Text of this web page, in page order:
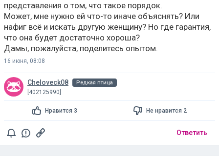
представления о том, что такое порядок.
Может, мне нужно ей что-то иначе объяснять? Или
нафиг всё и искать другую женщину? Но где гарантия,
что она будет достаточно хороша?
Дамы, пожалуйста, поделитесь опытом.
16 июня, 08:08
Cheloveck08 Редкая птица
[402125990]
Нравится 3 Не нравится 2
Ответить